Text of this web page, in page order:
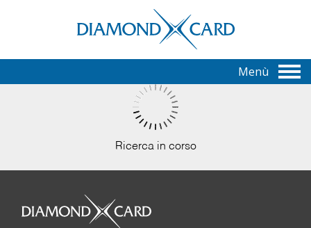
Menù
Ricerca in corso